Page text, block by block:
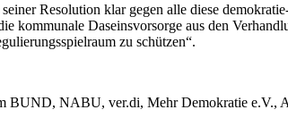
Resolution klar gegen alle diese
kommunale Daseinsvorsorge aus den
zu schützen“.
BUND, NABU, ver.di, Mehr Demokratie